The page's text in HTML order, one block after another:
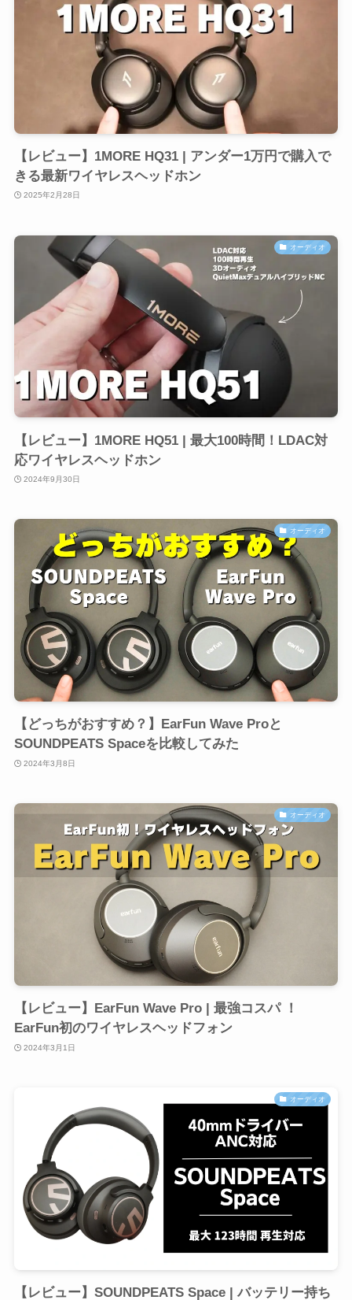
【レビュー】1MORE HQ31 | アンダー1万円で購入で
きる最新ワイヤレスヘッドホン
2025年2月28日
オーディオ
【レビュー】1MORE HQ51 | 最大100時間！LDAC対
応ワイヤレスヘッドホン
2024年9月30日
オーディオ
【どっちがおすすめ？】EarFun Wave Proと
SOUNDPEATS Spaceを比較してみた
2024年3月8日
オーディオ
【レビュー】EarFun Wave Pro | 最強コスパ ！
EarFun初のワイヤレスヘッドフォン
2024年3月1日
オーディオ
【レビュー】SOUNDPEATS Space | バッテリー持ち